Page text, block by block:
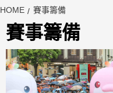
HOME 賽事籌備
賽事籌備